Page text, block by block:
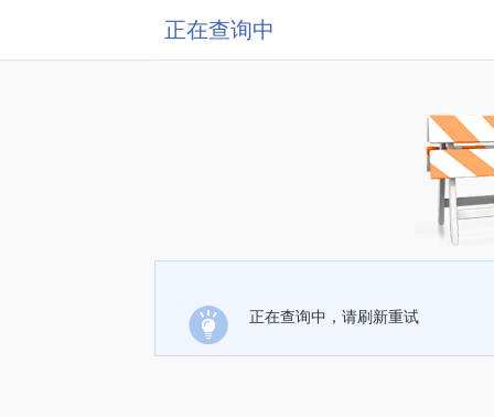
正在查询中
正在查询中，请刷新重试